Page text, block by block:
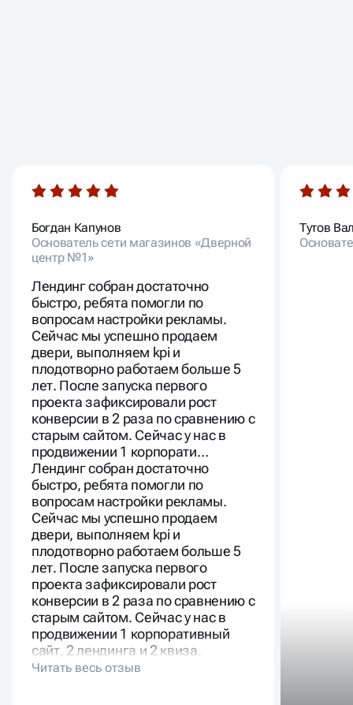
Богдан Капунов
Основатель сети магазинов «Дверной
центр №1»
Лендинг собран достаточно
быстро, ребята помогли по
вопросам настройки рекламы.
Сейчас мы успешно продаем
двери, выполняем kpi и
плодотворно работаем больше 5
лет. После запуска первого
проекта зафиксировали рост
конверсии в 2 раза по сравнению с
старым сайтом. Сейчас у нас в
продвижении 1 корпорати…
Лендинг собран достаточно
быстро, ребята помогли по
вопросам настройки рекламы.
Сейчас мы успешно продаем
двери, выполняем kpi и
плодотворно работаем больше 5
лет. После запуска первого
проекта зафиксировали рост
конверсии в 2 раза по сравнению с
старым сайтом. Сейчас у нас в
продвижении 1 корпоративный
сайт, 2 лендинга и 2 квиза.
Тутов